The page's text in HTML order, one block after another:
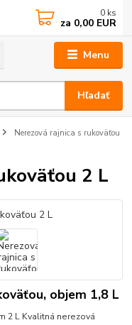
Menu
Hľadať
0 ks
za 0,00 EUR
Nerezová rajnica s rukoväťou
2 L
objem 1,8 L
2 L Kvalitná nerezová